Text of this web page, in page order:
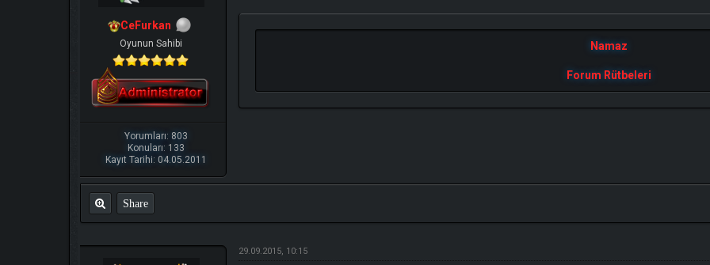
CeFurkan
Oyunun Sahibi
Yorumları: 803
Konuları: 133
Kayıt Tarihi: 04.05.2011
Namaz
Forum Rütbeleri
Share
29.09.2015, 10:15